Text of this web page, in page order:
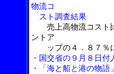
物流コ
スト調査結果
売上高物流コスト
ントア
ップの４．８７％
・国交省の９月８日付
・「海と船と港の物語